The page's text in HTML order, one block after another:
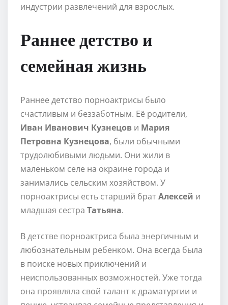
индустрии развлечений для взрослых.
Раннее детство и
семейная жизнь
Раннее детство порноактрисы было
счастливым и беззаботным. Её родители,
Иван Иванович Кузнецов и Мария
Петровна Кузнецова, были обычными
трудолюбивыми людьми. Они жили в
маленьком селе на окраине города и
занимались сельским хозяйством. У
порноактрисы есть старший братАлексей и
младшая сестра Татьяна.
В детстве порноактриса была энергичным и
любознательным ребенком. Она всегда была
в поиске новых приключений и
неиспользованных возможностей. Уже тогда
она проявляла свой талант к драматургии и